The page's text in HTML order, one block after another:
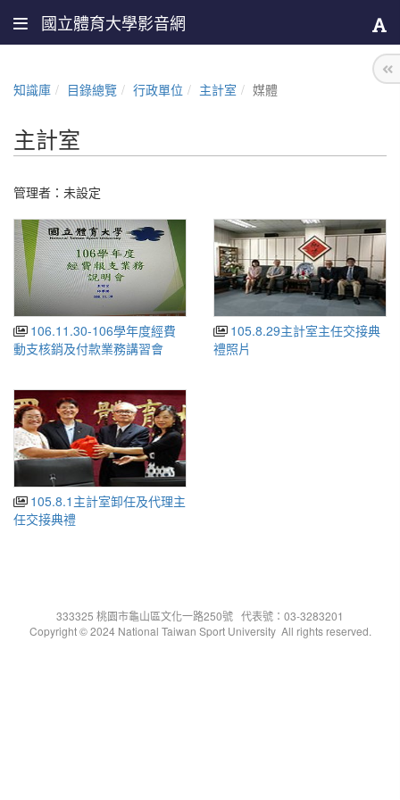
國立體育大學影音網
知識庫 目錄總覽 行政單位 主計室 媒體
主計室
管理者：未設定
106.11.30-106學年度經費
動支核銷及付款業務講習會
105.8.29主計室主任交接典
禮照片
105.8.1主計室卸任及代理主
任交接典禮
333325 桃園市龜山區文化一路250號 代表號：03-3283201
Copyright © 2024 National Taiwan Sport University All rights reserved.